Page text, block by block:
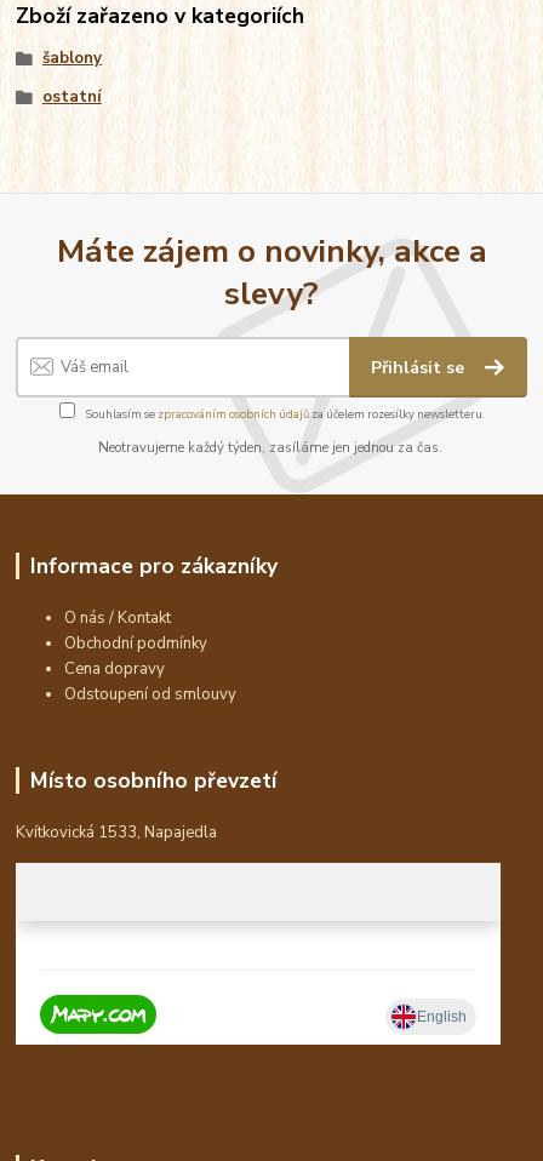
Zboží zařazeno v kategoriích
šablony
ostatní
Máte zájem o novinky, akce a
slevy?
Přihlásit se
Souhlasím se zpracováním osobních údajůza účelem rozesílky newsletteru.
Neotravujeme každý týden, zasíláme jen jednou za čas.
Informace pro zákazníky
O nás / Kontakt
Obchodní podmínky
Cena dopravy
Odstoupení od smlouvy
Místo osobního převzetí
Kvítkovická 1533, Napajedla